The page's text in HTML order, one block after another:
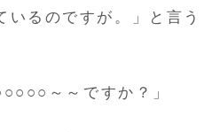
いるのですが。」と言う
～～ですか？」